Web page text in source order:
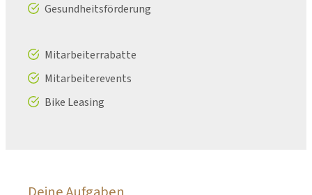
Gesundheitsförderung
Mitarbeiterrabatte
Mitarbeiterevents
Bike Leasing